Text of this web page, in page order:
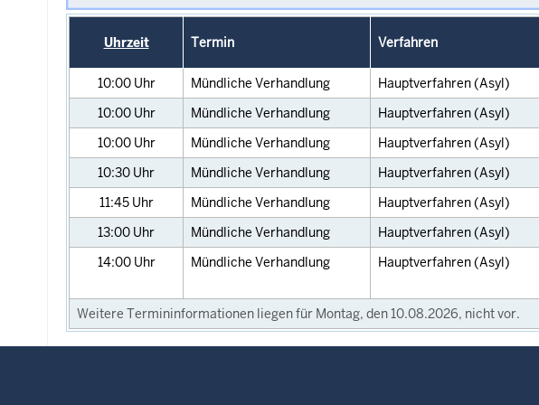
Uhrzeit Termin Verfahren
10:00 Uhr Mündliche Verhandlung
Hauptverfahren (Asyl)
10:00 Uhr Mündliche Verhandlung
Hauptverfahren (Asyl)
10:00 Uhr Mündliche Verhandlung
Hauptverfahren (Asyl)
10:30 Uhr Mündliche Verhandlung
Hauptverfahren (Asyl)
11:45 Uhr Mündliche Verhandlung
Hauptverfahren (Asyl)
13:00 Uhr Mündliche Verhandlung
Hauptverfahren (Asyl)
14:00 Uhr Mündliche Verhandlung Hauptverfahren (Asyl)
Weitere Termininformationen liegen für Montag, den 10.08.2026, nicht vor.